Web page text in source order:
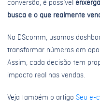
conversão, é possível
busca e o que realmente
Na DScomm, usamos
transformar números em
Assim, cada decisão tem
impacto real nas vendas.
Veja também o artigo Seu e-